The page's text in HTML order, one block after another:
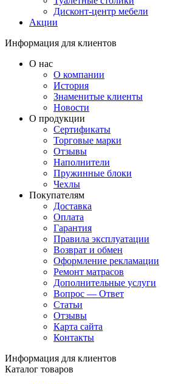
Дисконт-центр мебели
Акции
Информация для клиентов
О нас
О компании
История
Знаменитые клиенты
Новости
О продукции
Сертификаты
Торговые марки
Отзывы
Наполнители
Пружинные блоки
Чехлы
Покупателям
Доставка
Оплата
Гарантия
Правила эксплуатации
Возврат и обмен
Оформление рекламации
Ремонт матрасов
Дополнительные услуги
Вопрос — Ответ
Статьи
Отзывы
Карта сайта
Контакты
Информация для клиентов
Каталог товаров